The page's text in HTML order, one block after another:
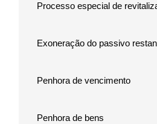
Processo especial de
Exoneração do passivo
Penhora de vencimento
Penhora de bens